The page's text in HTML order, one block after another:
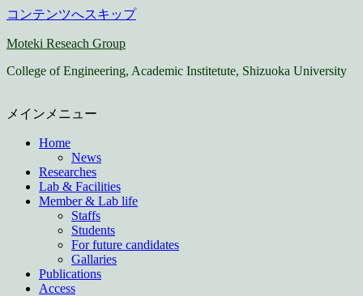
コンテンツへスキップ
Moteki Reseach Group
College of Engineering, Academic Institetute, Shizuoka University
メインメニュー
Home
News
Researches
Lab & Facilities
Member & Lab life
Staffs
Students
For future candidates
Gallaries
Publications
Access